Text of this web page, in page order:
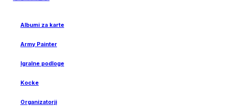
Albumi za karte
Army Painter
Igralne podloge
Kocke
Organizatorji